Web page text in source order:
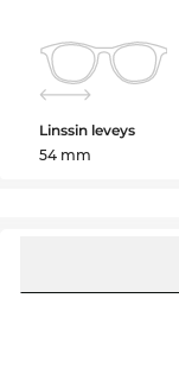
Linssin leveys
54 mm